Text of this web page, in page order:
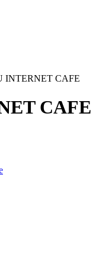
INTERNET CAFE
CAFE